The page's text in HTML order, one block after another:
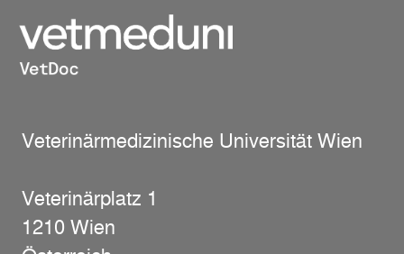
Veterinärmedizinische Universität Wien
Veterinärplatz 1
1210 Wien